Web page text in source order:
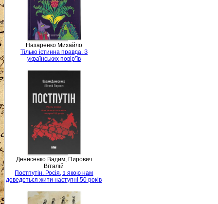
Назаренко Михайло
Тілько істинна правда. З
українських повір’їв
Денисенко Вадим, Пирович
Віталій
Постпутін. Росія, з якою нам
доведеться жити наступні 50 років